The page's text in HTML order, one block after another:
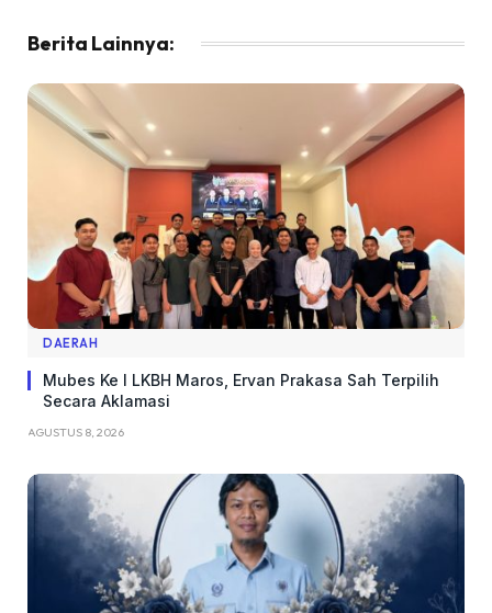
Berita Lainnya:
DAERAH
Mubes Ke I LKBH Maros, Ervan Prakasa Sah Terpilih
Secara Aklamasi
AGUSTUS 8, 2026